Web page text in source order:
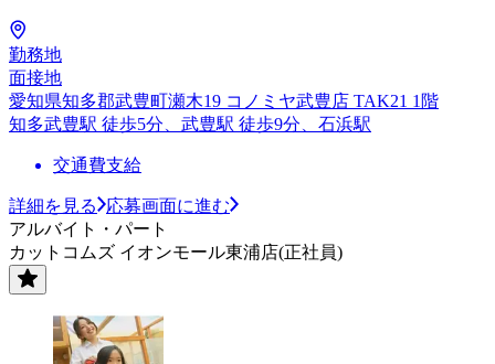
勤務地
面接地
愛知県知多郡武豊町瀬木19 コノミヤ武豊店 TAK21 1階
知多武豊駅 徒歩5分、武豊駅 徒歩9分、石浜駅
交通費支給
詳細を見る
応募画面に進む
アルバイト・パート
カットコムズ イオンモール東浦店(正社員)